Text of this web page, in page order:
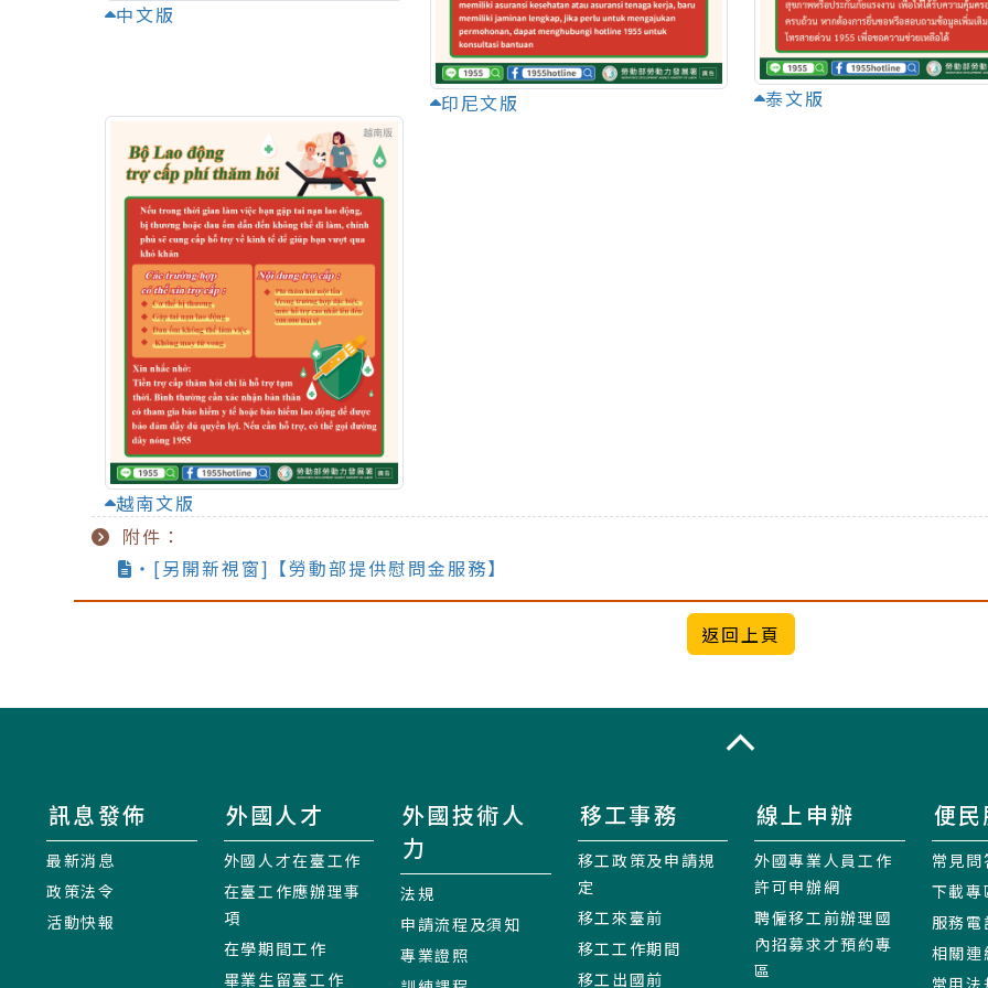
中文版
印尼文版 泰文版
越南文版
附件：
‧[另開新視窗]【勞動部提供慰問金服務】
訊息發佈
最新消息
政策法令
活動快報
外國人才
外國人才在臺工作
在臺工作應辦理事
項
在學期間工作
畢業生留臺工作
外國技術人
力
法規
申請流程及須知
專業證照
移工事務
移工政策及申請規
定
移工來臺前
移工工作期間
移工出國前
線上申辦
外國專業人員工作
許可申辦網
聘僱移工前辦理國
內招募求才預約專
區
便
常見問
下載專
服務電
相關連